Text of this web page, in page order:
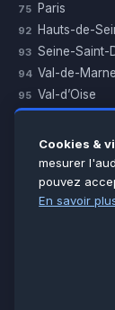
75 Paris
92 Hauts-de-
93 Seine-Saint-
94 Val-de-Marne
95 Val-d’Oise
Essonne
Seine-et-
Voir toutes
Cookies &
mesurer
pouvez
En savoir